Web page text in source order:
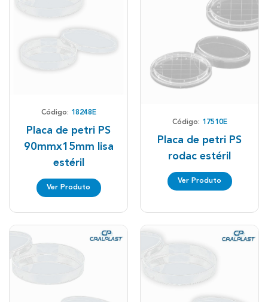
Código: 18248E
Placa de petri PS
90mmx15mm lisa
estéril
Ver Produto
Código: 17510E
Placa de petri PS
rodac estéril
Ver Produto